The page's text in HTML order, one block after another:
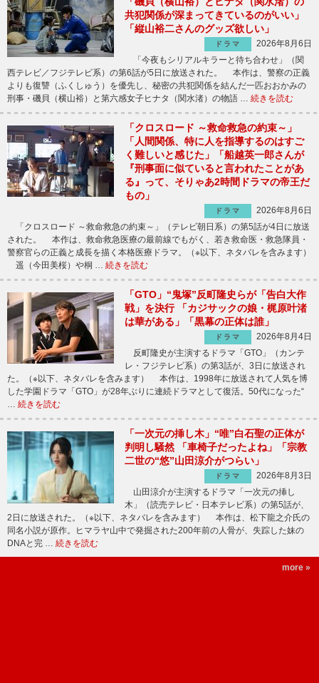
共犯関係が深まってきているのがいい」
「縦山裕二さんのグッズ欲しい」
ドラマ
2026年8月6日
「今夜もシリアルキラーと待ち合わせ」（関
西テレビ／フジテレビ系）の第6話が5日に放送された。 本作は、警察の正義
よりも復讐（ふくしゅう）を優先し、秘密の共犯関係を結んだ一匹おおかみの
刑事・磯貝（横山裕）と第六感女子ヒナタ（関水渚）の物語 … 続きを読む
「クロスロード ～救命救急の約束～」
「人間関係、特に人を指導するのはすご
く難しいと感じた」「船越英一郎さんが
『刑事面に似ていると言われたことがあ
る』って、そりゃあ2時間ドラマの帝王だ
もの」
ドラマ
2026年8月6日
「クロスロード ～救命救急の約束～」（テレビ朝日系）の第5話が4日に放送
された。 本作は、救命救急医療の最前線でもがく、若き救命医・救急隊員・
警察官らの正義と成長を描く本格医療ドラマ。（※以下、ネタバレを含みます）
遥（今田美桜）や桐 … 続きを読む
「GTO」“鬼塚”反町隆史らが「告白大作
戦」を決行 「カジサックの娘・梶原叶渚
は華がある」「黒幕の正体は誰」
ドラマ
2026年8月4日
反町隆史が主演するドラマ「GTO」（カンテ
レ・フジテレビ系）の第3話が、3日に放送され
た。（※以下、ネタバレを含みます） 本作は、1998年に放送されて人気を博
した学園ドラマ「GTO」が28年ぶりに連続ドラマとして復活。50代になった“
… 続きを読む
「一次元の挿し木」“唯”白石聖の正体が
判明し騒然 「車椅子だったよね」「宗教
二世の“悠”山田涼介がつらい」
ドラマ
2026年8月3日
山田涼介が主演するドラマ「一次元の挿し
木」（読売テレビ・日本テレビ系）の第5話が、
2日に放送された。（※以下、ネタバレを含みます） 本作は、松下龍之介氏の
同名小説が原作。ヒマラヤ山中で発掘された200年前の人骨が、失踪した妹の
DNAと完 … 続きを読む
more »